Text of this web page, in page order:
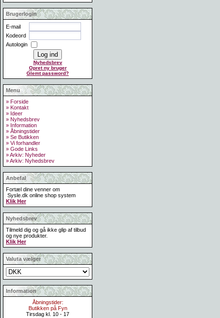
Brugerlogin
E-mail
Kodeord
Autologin
Nyhedsbrev
Opret ny bruger
Glemt password?
Menu
» Forside
» Kontakt
» Ideer
» Nyhedsbrev
» Information
» Åbningstider
» Se Butikken
» Vi forhandler
» Gode Links
» Arkiv: Nyheder
» Arkiv: Nyhedsbrev
Anbefal
Fortæl dine venner om
Sysle.dk online shop system
Klik Her
Nyhedsbrev
Tilmeld dig og gå ikke glip af tilbud
og nye produkter.
Klik Her
Valuta vælger
Information
Åbningstider:
Butikken på Fyn
Tirsdag kl. 10 - 17